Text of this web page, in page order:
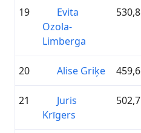
19
Evita
Ozola-
Limberga
530,8
20 Alise Griķe 459,6
21
Juris
Krīgers
502,7